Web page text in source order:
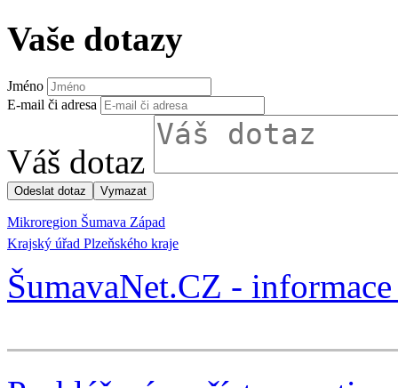
Vaše dotazy
Jméno
E-mail či adresa
Váš dotaz
Mikroregion Šumava Západ
Krajský úřad Plzeňského kraje
ŠumavaNet.CZ -